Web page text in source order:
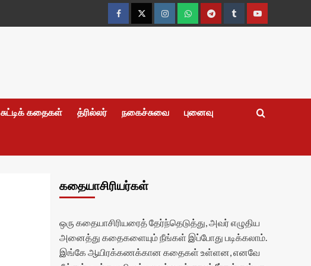
FacebookTwitterInstagramWhatsappTelegramTumblrYouTube
சுட்டிக் கதைகள் த்ரில்லர் நகைச்சுவை புனைவு
கதையாசிரியர்கள்
ஒரு கதையாசிரியரைத் தேர்ந்தெடுத்து, அவர் எழுதிய
அனைத்து கதைகளையும் நீங்கள் இப்போது படிக்கலாம்.
இங்கே ஆயிரக்கணக்கான கதைகள் உள்ளன, எனவே